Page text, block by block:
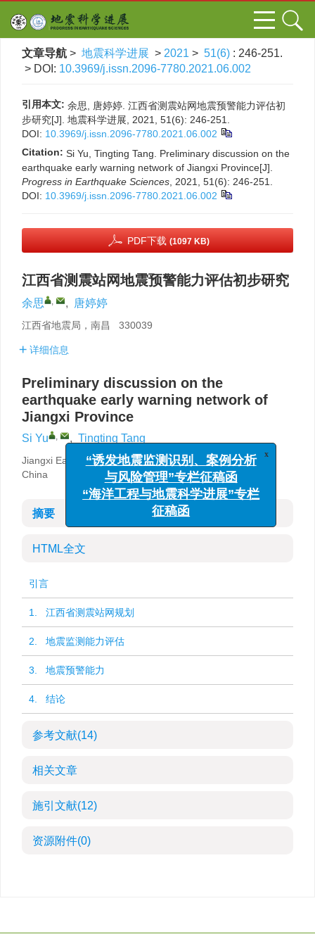
文章导航 > 地震科学进展 > 2021 > 51(6) : 246-251.
> DOI: 10.3969/j.issn.2096-7780.2021.06.002
引用本文: 余思, 唐婷婷. 江西省测震站网地震预警能力评估初
步研究[J]. 地震科学进展, 2021, 51(6): 246-251.
DOI: 10.3969/j.issn.2096-7780.2021.06.002
Citation: Si Yu, Tingting Tang. Preliminary discussion on the
earthquake early warning network of Jiangxi Province[J].
Progress in Earthquake Sciences , 2021, 51(6): 246-251.
DOI: 10.3969/j.issn.2096-7780.2021.06.002
PDF下载 (1097 KB)
江西省测震站网地震预警能力评估初步研究
余思 , , 唐婷婷
江西省地震局，南昌 330039
详细信息
Preliminary discussion on the
earthquake early warning network of
Jiangxi Province
Si Yu , , Tingting Tang
Jiangxi Earthquake Agency，Nanchang 330039，
China
摘要
HTML全文
引言
1. 江西省测震站网规划
2. 地震监测能力评估
3. 地震预警能力
4. 结论
参考文献(14)
相关文章
施引文献(12)
资源附件(0)
“诱发地震监测识别、案例分析
与风险管理”专栏征稿函
“海洋工程与地震科学进展”专栏
征稿函